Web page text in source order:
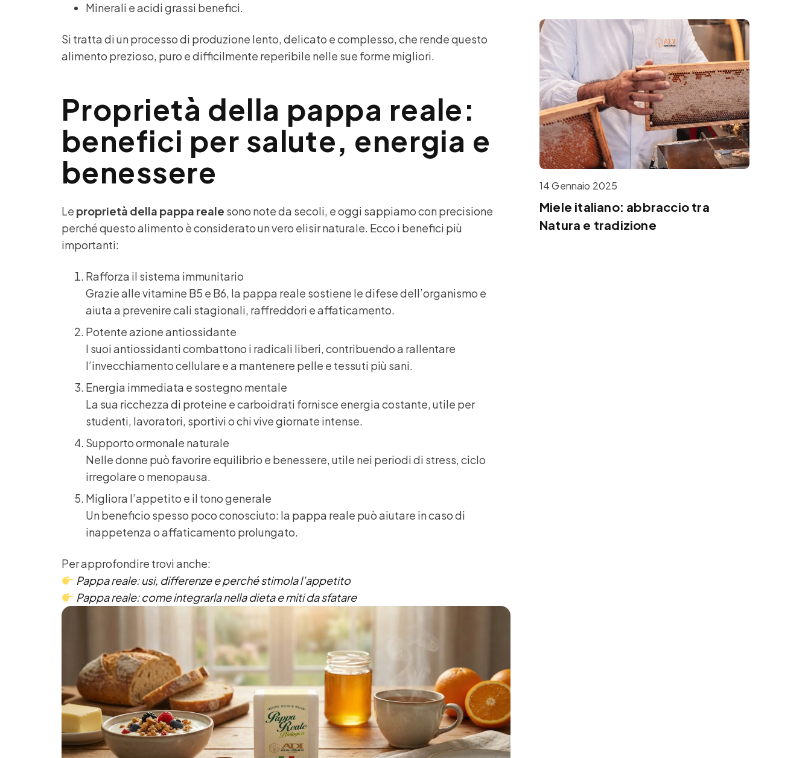
Minerali e acidi grassi benefici.
Si tratta di un processo di produzione lento, delicato e complesso, che rende questo
alimento prezioso, puro e difficilmente reperibile nelle sue forme migliori.
Proprietà della pappa reale:
benefici per salute, energia e
benessere
Le proprietà della pappa reale sono note da secoli, e oggi sappiamo con precisione
perché questo alimento è considerato un vero elisir naturale. Ecco i benefici più
importanti:
Rafforza il sistema immunitario
Grazie alle vitamine B5 e B6, la pappa reale sostiene le difese dell’organismo e
aiuta a prevenire cali stagionali, raffreddori e affaticamento.
Potente azione antiossidante
I suoi antiossidanti combattono i radicali liberi, contribuendo a rallentare
l’invecchiamento cellulare e a mantenere pelle e tessuti più sani.
Energia immediata e sostegno mentale
La sua ricchezza di proteine e carboidrati fornisce energia costante, utile per
studenti, lavoratori, sportivi o chi vive giornate intense.
Supporto ormonale naturale
Nelle donne può favorire equilibrio e benessere, utile nei periodi di stress, ciclo
irregolare o menopausa.
Migliora l’appetito e il tono generale
Un beneficio spesso poco conosciuto: la pappa reale può aiutare in caso di
inappetenza o affaticamento prolungato.
Per approfondire trovi anche:
Pappa reale: usi, differenze e perché stimola l’appetito
Pappa reale: come integrarla nella dieta e miti da sfatare
14 Gennaio 2025
Miele italiano: abbraccio tra
Natura e tradizione